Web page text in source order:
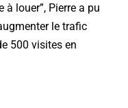
à louer”, Pierre a pu
le trafic
500 visites en